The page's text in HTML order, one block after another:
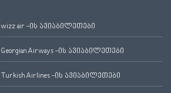
wizz air -ის ავიაბილეთები
Georgian Airways -ის ავიაბილეთები
Turkish Airlines -ის ავიაბილეთები